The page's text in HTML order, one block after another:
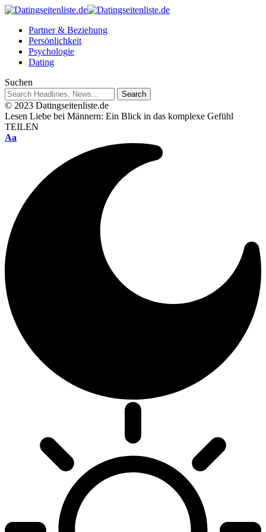
Partner & Beziehung
Persönlichkeit
Psychologie
Dating
Suchen
© 2023 Datingseitenliste.de
Lesen Liebe bei Männern: Ein Blick in das komplexe Gefühl
TEILEN
Aa